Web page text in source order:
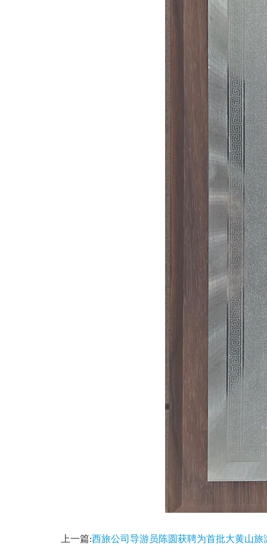
上一篇:西旅公司导游员陈圆获聘为首批大黄山旅